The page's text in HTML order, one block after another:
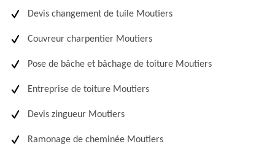
Devis changement de tuile Moutiers
Couvreur charpentier Moutiers
Pose de bâche et bâchage de toiture Moutiers
Entreprise de toiture Moutiers
Devis zingueur Moutiers
Ramonage de cheminée Moutiers